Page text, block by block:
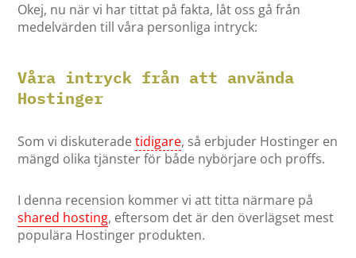
Okej, nu när vi har tittat på fakta, låt oss gå från
medelvärden till våra personliga intryck:
Våra intryck från att använda
Hostinger
Som vi diskuteradetidigare, så erbjuder Hostinger en
mängd olika tjänster för både nybörjare och proffs.
I denna recension kommer vi att titta närmare på
shared hosting, eftersom det är den överlägset mest
populära Hostinger produkten.